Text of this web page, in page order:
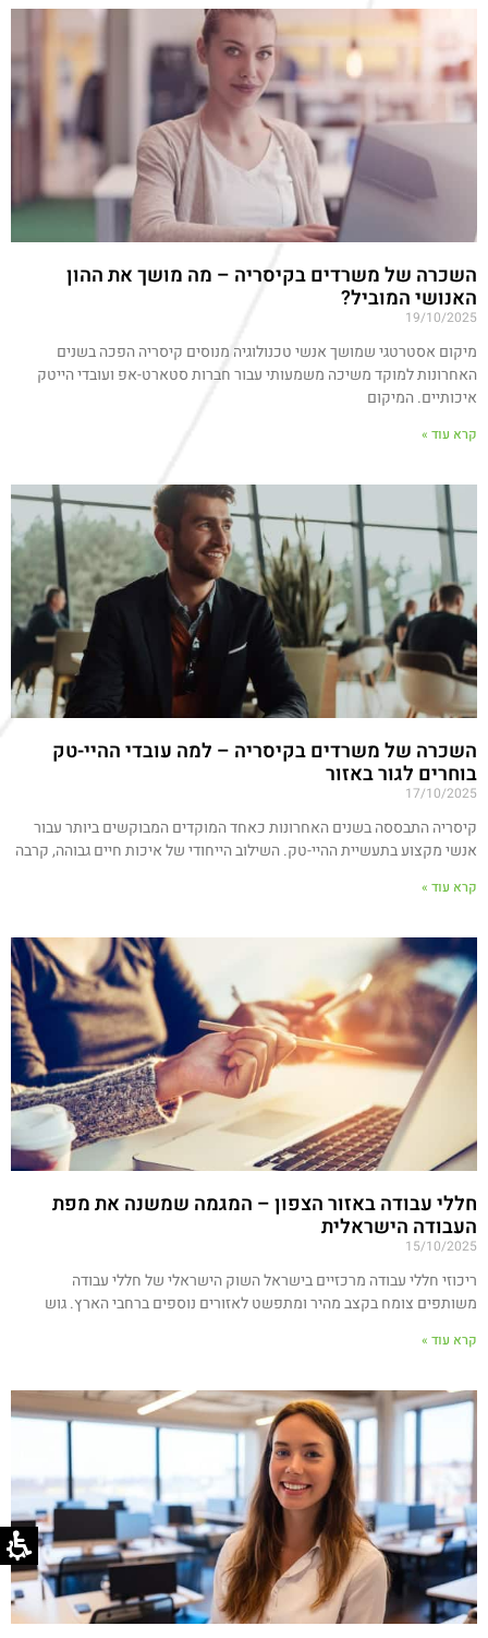
השכרה של משרדים בקיסריה – מה מושך את ההון
האנושי המוביל?
19/10/2025
מיקום אסטרטגי שמושך אנשי טכנולוגיה מנוסים קיסריה הפכה בשנים
האחרונות למוקד משיכה משמעותי עבור חברות סטארט-אפ ועובדי הייטק
איכותיים. המיקום
קרא עוד »
השכרה של משרדים בקיסריה – למה עובדי ההיי-טק
בוחרים לגור באזור
17/10/2025
קיסריה התבססה בשנים האחרונות כאחד המוקדים המבוקשים ביותר עבור
אנשי מקצוע בתעשיית ההיי-טק. השילוב הייחודי של איכות חיים גבוהה, קרבה
קרא עוד »
חללי עבודה באזור הצפון – המגמה שמשנה את מפת
העבודה הישראלית
15/10/2025
ריכוזי חללי עבודה מרכזיים בישראל השוק הישראלי של חללי עבודה
משותפים צומח בקצב מהיר ומתפשט לאזורים נוספים ברחבי הארץ. גוש
קרא עוד »